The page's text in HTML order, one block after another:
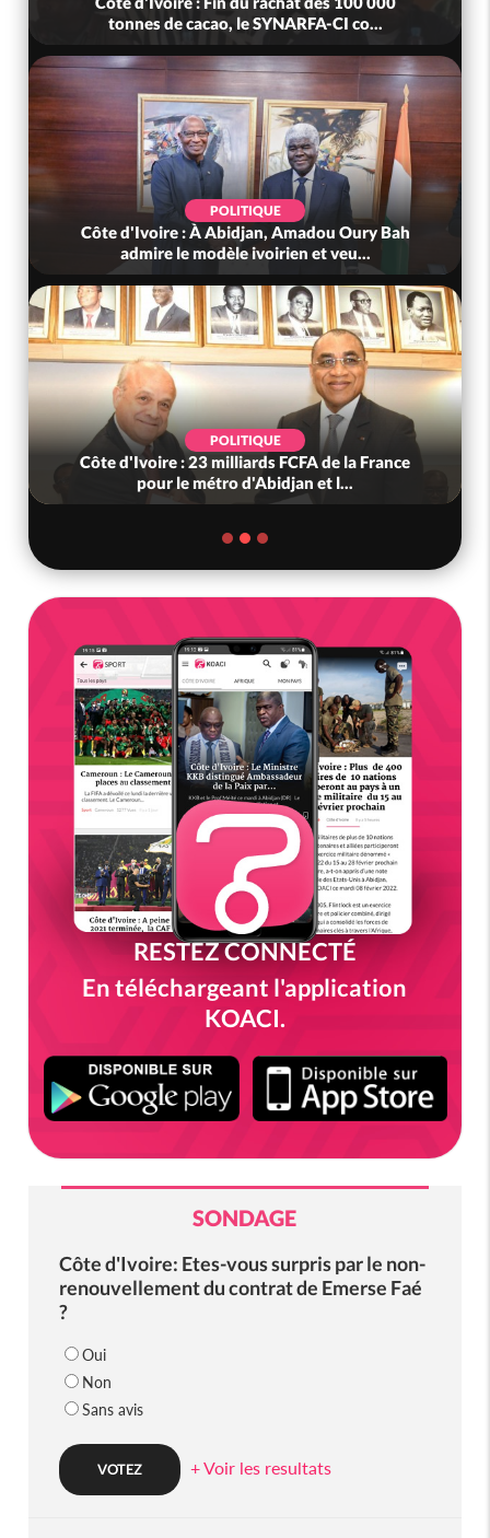
tonnes de cacao, le SYNARFA-CI co...
POLITIQUE
Côte d'Ivoire : À Abidjan, Amadou Oury Bah
admire le modèle ivoirien et veu...
POLITIQUE
Côte d'Ivoire : 23 milliards FCFA de la France
pour le métro d'Abidjan et l...
RESTEZ CONNECTÉ
En téléchargeant l'application
KOACI.
SONDAGE
Côte d'Ivoire: Etes-vous surpris par le non-
renouvellement du contrat de Emerse Faé
?
Oui
Non
Sans avis
+ Voir les resultats